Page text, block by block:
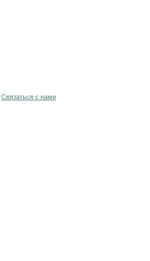
Связаться с нами